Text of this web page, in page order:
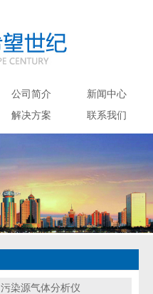
公司简介
新闻中心
解决方案 联系我们
污染源气体分析仪